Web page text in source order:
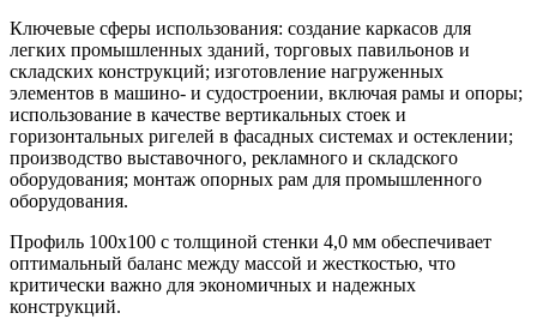
Ключевые сферы использования: создание каркасов для
легких промышленных зданий, торговых павильонов и
складских конструкций; изготовление нагруженных
элементов в машино- и судостроении, включая рамы и опоры;
использование в качестве вертикальных стоек и
горизонтальных ригелей в фасадных системах и остеклении;
производство выставочного, рекламного и складского
оборудования; монтаж опорных рам для промышленного
оборудования.
Профиль 100х100 с толщиной стенки 4,0 мм обеспечивает
оптимальный баланс между массой и жесткостью, что
критически важно для экономичных и надежных
конструкций.